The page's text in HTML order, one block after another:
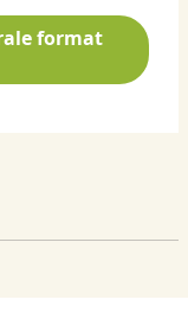
format